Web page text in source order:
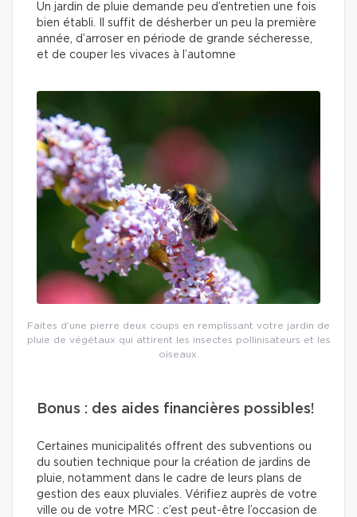
Un jardin de pluie demande peu d’entretien une fois
bien établi. Il suffit de désherber un peu la première
année, d’arroser en période de grande sécheresse,
et de couper les vivaces à l’automne
Faites d’une pierre deux coups en remplissant votre jardin de
pluie de végétaux qui attirent les insectes pollinisateurs et les
oiseaux.
Bonus : des aides financières possibles!
Certaines municipalités offrent des subventions ou
du soutien technique pour la création de jardins de
pluie, notamment dans le cadre de leurs plans de
gestion des eaux pluviales. Vérifiez auprès de votre
ville ou de votre MRC : c’est peut-être l’occasion de